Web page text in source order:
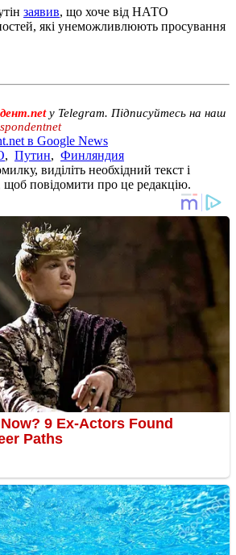
заявив, що хоче від НАТО
які унеможливлюють просування
у Telegram. Підписуйтесь на наш
в Google News
, Путин, Финляндия
виділіть необхідний текст і
щоб повідомити про це редакцію.